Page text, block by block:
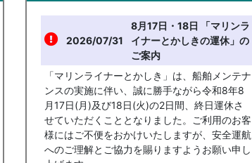
2026/07/31
8月17日・18日 「マリンラ
イナーとかしきの運休」の
ご案内
「マリンライナーとかしき」は、船舶メンテナ
ンスの実施に伴い、誠に勝手ながら令和8年8
月17日(月)及び18日(火)の2日間、終日運休さ
せていただくこととなりました。ご利用のお客
様にはご不便をおかけいたしますが、安全運航
へのご理解とご協力を賜りますようお願い申し